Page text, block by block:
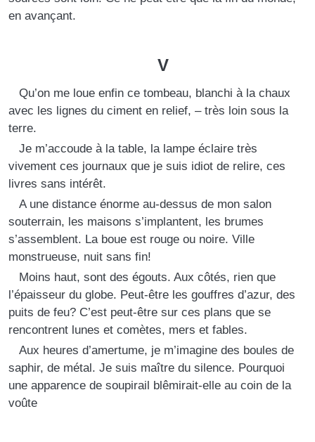
en avançant.
V
Qu’on me loue enfin ce tombeau, blanchi à la chaux
avec les lignes du ciment en relief, – très loin sous la
terre.
Je m’accoude à la table, la lampe éclaire très
vivement ces journaux que je suis idiot de relire, ces
livres sans intérêt.
A une distance énorme au-dessus de mon salon
souterrain, les maisons s’implantent, les brumes
s’assemblent. La boue est rouge ou noire. Ville
monstrueuse, nuit sans fin!
Moins haut, sont des égouts. Aux côtés, rien que
l’épaisseur du globe. Peut-être les gouffres d’azur, des
puits de feu? C’est peut-être sur ces plans que se
rencontrent lunes et comètes, mers et fables.
Aux heures d’amertume, je m’imagine des boules de
saphir, de métal. Je suis maître du silence. Pourquoi
une apparence de soupirail blêmirait-elle au coin de la
voûte